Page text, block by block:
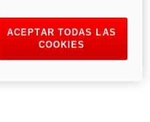
ACEPTAR TODAS LAS
COOKIES